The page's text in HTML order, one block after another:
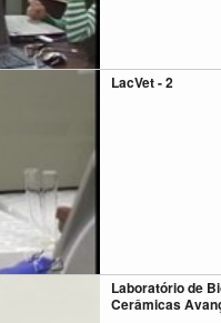
LacVet - 2
Laboratório de
Cerâmicas